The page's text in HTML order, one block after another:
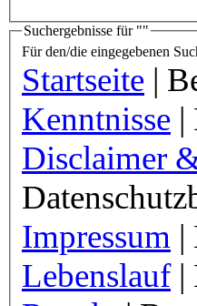
Suchergebnisse für ""
Für den/die eingegebenen
Startseite |
Kenntnisse |
Disclaimer
Impressum |
Lebenslauf|